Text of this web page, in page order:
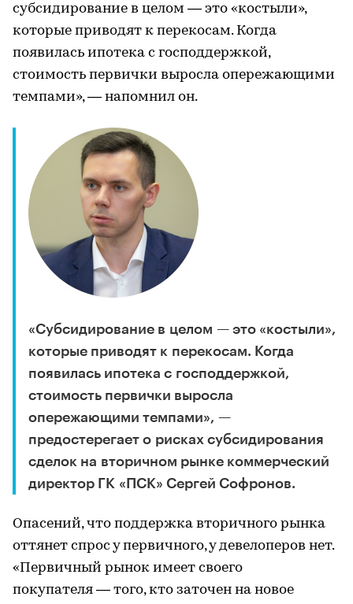
субсидирование в целом — это «костыли»,
которые приводят к перекосам. Когда
появилась ипотека с господдержкой,
стоимость первички выросла опережающими
темпами», — напомнил он.
«Субсидирование в целом — это «костыли»,
которые приводят к перекосам. Когда
появилась ипотека с господдержкой,
стоимость первички выросла
опережающими темпами», —
предостерегает о рисках субсидирования
сделок на вторичном рынке коммерческий
директор ГК «ПСК» Сергей Софронов.
Опасений, что поддержка вторичного рынка
оттянет спрос у первичного, у девелоперов нет.
«Первичный рынок имеет своего
покупателя — того, кто заточен на новое